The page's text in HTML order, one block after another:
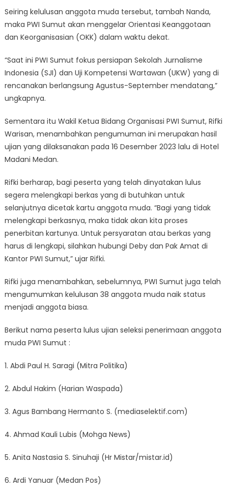
Seiring kelulusan anggota muda tersebut, tambah Nanda,
maka PWI Sumut akan menggelar Orientasi Keanggotaan
dan Keorganisasian (OKK) dalam waktu dekat.
“Saat ini PWI Sumut fokus persiapan Sekolah Jurnalisme
Indonesia (SJI) dan Uji Kompetensi Wartawan (UKW) yang di
rencanakan berlangsung Agustus-September mendatang,”
ungkapnya.
Sementara itu Wakil Ketua Bidang Organisasi PWI Sumut, Rifki
Warisan, menambahkan pengumuman ini merupakan hasil
ujian yang dilaksanakan pada 16 Desember 2023 lalu di Hotel
Madani Medan.
Rifki berharap, bagi peserta yang telah dinyatakan lulus
segera melengkapi berkas yang di butuhkan untuk
selanjutnya dicetak kartu anggota muda. “Bagi yang tidak
melengkapi berkasnya, maka tidak akan kita proses
penerbitan kartunya. Untuk persyaratan atau berkas yang
harus di lengkapi, silahkan hubungi Deby dan Pak Amat di
Kantor PWI Sumut,” ujar Rifki.
Rifki juga menambahkan, sebelumnya, PWI Sumut juga telah
mengumumkan kelulusan 38 anggota muda naik status
menjadi anggota biasa.
Berikut nama peserta lulus ujian seleksi penerimaan anggota
muda PWI Sumut :
1. Abdi Paul H. Saragi (Mitra Politika)
2. Abdul Hakim (Harian Waspada)
3. Agus Bambang Hermanto S. (mediaselektif.com)
4. Ahmad Kauli Lubis (Mohga News)
5. Anita Nastasia S. Sinuhaji (Hr Mistar/mistar.id)
6. Ardi Yanuar (Medan Pos)